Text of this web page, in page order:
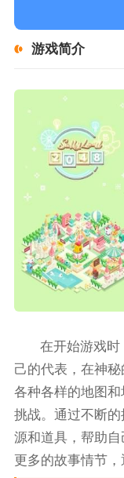
游戏简介
在开始游戏时
己的代表，在神
各种各样的地图
挑战。通过不断
源和道具，帮助
更多的故事情节，